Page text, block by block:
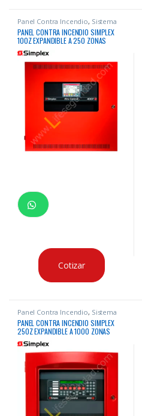
Panel Contra Incendio, Sistema
Contra Incendio
PANEL CONTRA INCENDIO SIMPLEX
100Z EXPANDIBLE A 250 ZONAS
DIRECCIONABLE
Cotizar
Panel Contra Incendio, Sistema
Contra Incendio
PANEL CONTRA INCENDIO SIMPLEX
250Z EXPANDIBLE A 1000 ZONAS
IDNAC DIRECCIONABLE